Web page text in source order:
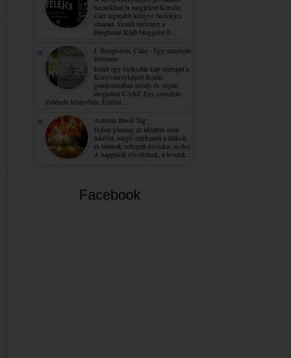
hazánkban is megjelent Kerstin
Gier legújabb könyve Nefelejcs
címmel. Ennek örömére a
Blogturné Klub bloggerei b...
J. Bengtsson: Cake - Egy ​szerelem
története
Ismét egy rocksztár kap szerepet a
Könyvmolyképző Kiadó
gondozásában tavaly év végén
megjelent CAKE Egy szerelem
története könyvben. Ezúttal...
Autumn Book Tag
Habár jelenleg az időjárás nem
tükrözi, mégis elérkezett a diákok
és tanárok rettegett évszaka, az ősz.
A nappalok rövidülnek, a levelek...
Facebook